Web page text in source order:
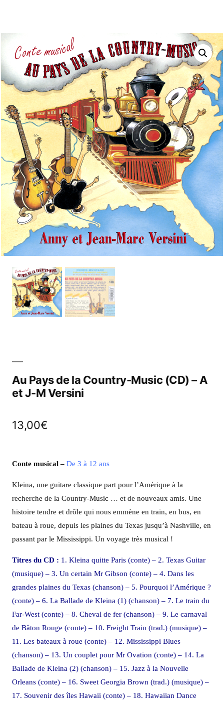
Au Pays de la Country-Music (CD) – A
et J-M Versini
13,00€
Conte musical– De 3 à 12 ans
Kleina, une guitare classique part pour l’Amérique à la
recherche de la Country-Music … et de nouveaux amis. Une
histoire tendre et drôle qui nous emmène en train, en bus, en
bateau à roue, depuis les plaines du Texas jusqu’à Nashville, en
passant par le Mississippi. Un voyage très musical !
Titres du CD : 1. Kleina quitte Paris (conte) – 2. Texas Guitar
(musique) – 3. Un certain Mr Gibson (conte) – 4. Dans les
grandes plaines du Texas (chanson) – 5. Pourquoi l’Amérique ?
(conte) – 6. La Ballade de Kleina (1) (chanson) – 7. Le train du
Far-West (conte) – 8. Cheval de fer (chanson) – 9. Le carnaval
de Bâton Rouge (conte) – 10. Freight Train (trad.) (musique) –
11. Les bateaux à roue (conte) – 12. Mississippi Blues
(chanson) – 13. Un couplet pour Mr Ovation (conte) – 14. La
Ballade de Kleina (2) (chanson) – 15. Jazz à la Nouvelle
Orleans (conte) – 16. Sweet Georgia Brown (trad.) (musique) –
17. Souvenir des îles Hawaii (conte) – 18. Hawaiian Dance